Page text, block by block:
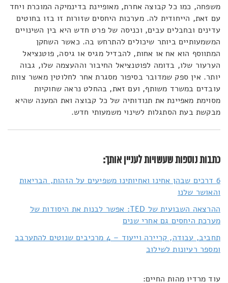
משפחה, כמו כל קבוצה אחרת, מאופיינת בדינמיקה המוכרת ויחד
עם זאת, הייחודית לה. מערכות היחסים שזורות זו בזו בחוטים
עדינים ובחבלים עבים, וכניסה של פרט חדש היא בין השינויים
המשמעותיים ביותר שיכולים להתרחש בה. כאשר השחקן
המתווסף הוא אח או אחות, להבדיל מגיס או גיסה, פוטנציאל
הערעור שלו, בדומה לפוטנציאל החיבור וההעצמה שלו, גבוה
יותר. אין ספק שמדובר בסיפור מסגרת אחר לחלוטין מאשר צוות
עובדים במשרד משותף, ועם זאת, בהחלט נראה שחוקיות
מסוימת מאפיינת את תנודותיה של כל קבוצה ואת המענה שהיא
מבקשת בעת הסתגלות לשינוי משמעותי חדש.
כתבות נוספות שעשויות לעניין אותך:
6 דרכים שבהן אחינו ואחיותינו משפיעים על הזהות, הבריאות
והאושר שלנו
ההרצאה השבועית של TED: אפשר לבנות את היסודות של
מערכת היחסים גם אחרי שנים
תחביב, עבודה, קריירה וייעוד – 4 מרכיבים שנוטים להתערבב
ומספר רעיונות לשילוב
עוד מרדיו מהות החיים: